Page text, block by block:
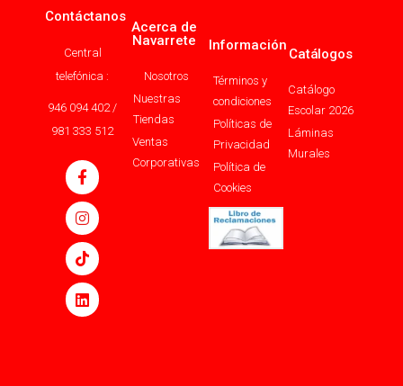
Contáctanos
Central
telefónica :
946 094 402 /
981 333 512
Acerca de
Navarrete
Nosotros
Nuestras
Tiendas
Ventas
Corporativas
Información
Términos y
condiciones
Políticas de
Privacidad
Política de
Cookies
Catálogos
Catálogo
Escolar 2026
Láminas
Murales